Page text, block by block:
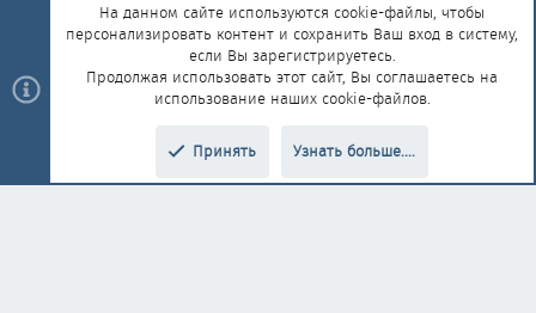
Обратная связь
Условия и правила
Политика конфиденциальности
Помощь Главная
R
add-ons by ThemeHouse Перевод от Jumuro®
На данном сайте используются cookie-файлы, чтобы
персонализировать контент и сохранить Ваш вход в систему,
если Вы зарегистрируетесь.
Продолжая использовать этот сайт, Вы соглашаетесь на
использование наших cookie-файлов.
Принять Узнать больше....